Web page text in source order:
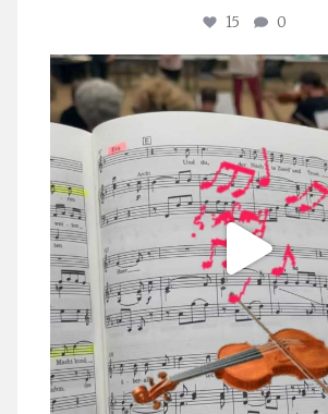
15 0
stuttgarter_oratorienchor
Juli 23